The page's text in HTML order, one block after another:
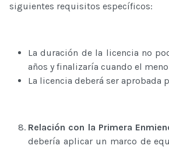
siguientes requisitos específicos:
La duración de la licencia no
años y finalizaría cuando el
La licencia deberá ser aprobada
Relación con la Primera
debería aplicar un marco de